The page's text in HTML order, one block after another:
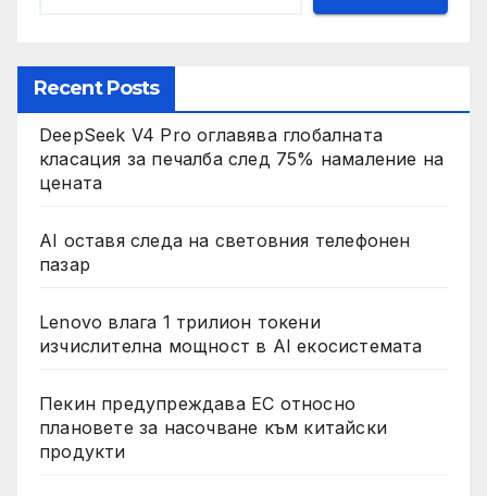
Recent Posts
DeepSeek V4 Pro оглавява глобалната
класация за печалба след 75% намаление на
цената
AI оставя следа на световния телефонен
пазар
Lenovo влага 1 трилион токени
изчислителна мощност в AI екосистемата
Пекин предупреждава ЕС относно
плановете за насочване към китайски
продукти